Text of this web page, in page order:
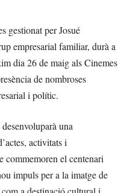
gestionat per Josué
empresarial familiar, durà a
dia 26 de maig als Cinemes
de nombroses
i polític.
una
activitats i
commemoren el centenari
impuls per a la imatge de